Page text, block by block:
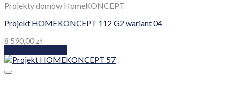
Projekty domów HomeKONCEPT
Projekt HOMEKONCEPT 112 G2 wariant 04
8 590,00 zł